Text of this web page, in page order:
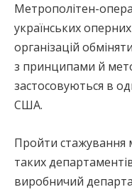
Метрополітен-
українських
організацій
з принципами й
застосовуються в
США.
Пройти стажування
таких
виробничий